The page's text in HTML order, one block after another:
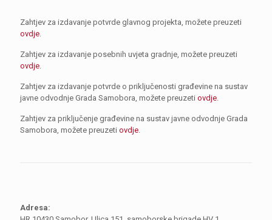
Zahtjev za izdavanje potvrde glavnog projekta, možete preuzeti
ovdje.
Zahtjev za izdavanje posebnih uvjeta gradnje, možete preuzeti
ovdje.
Zahtjev za izdavanje potvrde o priključenosti građevine na sustav
javne odvodnje Grada Samobora, možete preuzeti ovdje.
Zahtjev za priključenje građevine na sustav javne odvodnje Grada
Samobora, možete preuzeti ovdje.
Adresa: